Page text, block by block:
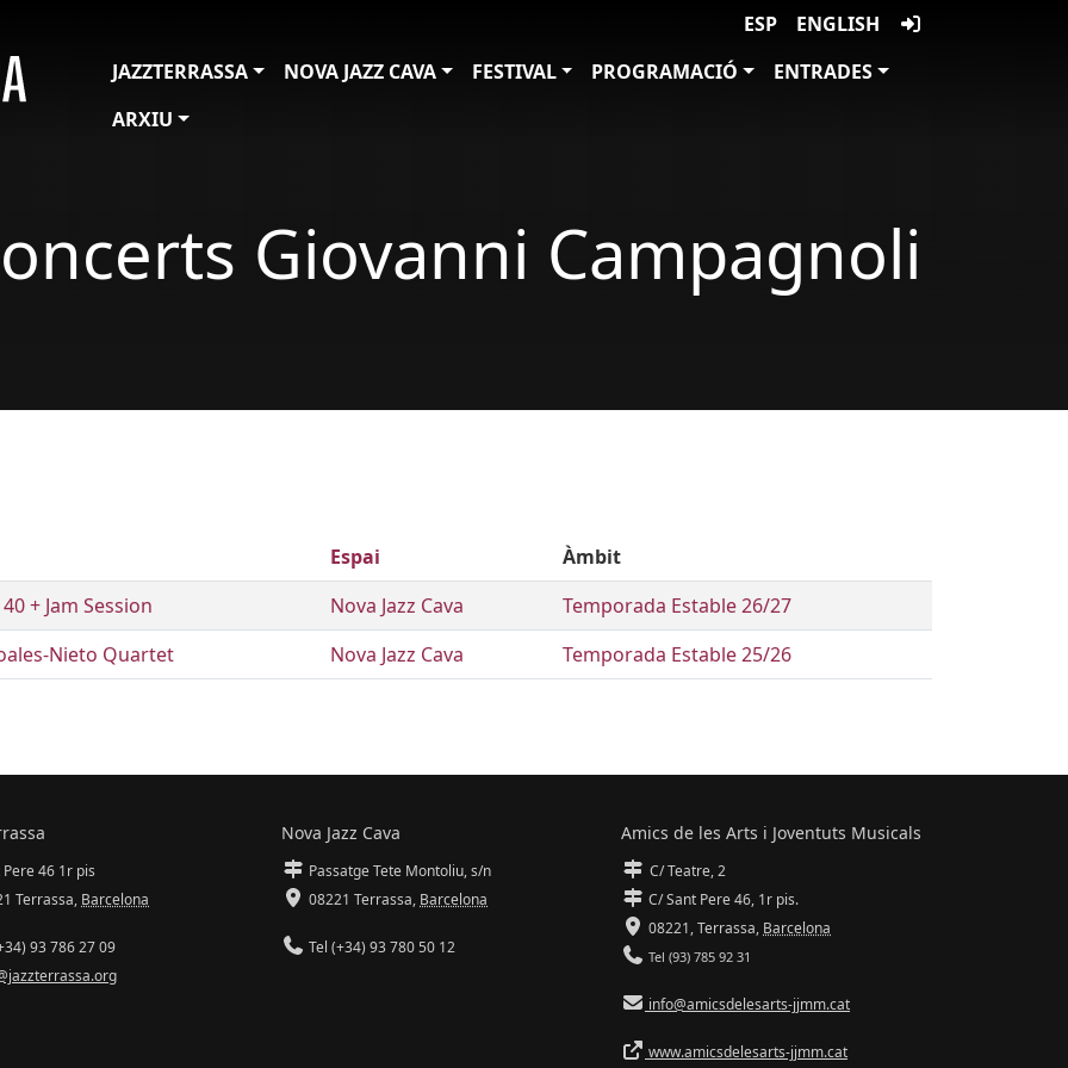
ESP
ENGLISH
JAZZTERRASSA
NOVA JAZZ CAVA FESTIVAL PROGRAMACIÓ
ENTRADES
ARXIU
Giovanni Campagnoli
Espai
Àmbit
+ Jam Session Nova Jazz Cava
Temporada Estable 26/27
Nieto Quartet Nova Jazz Cava Temporada Estable 25/26
Pere 46 1r pis
Terrassa, Barcelona
93 786 27 09
Nova Jazz Cava
Passatge Tete Montoliu, s/n
08221 Terrassa, Barcelona
Tel (+34) 93 780 50 12
Amics de les Arts i Joventuts Musicals
C/ Teatre, 2
C/ Sant Pere 46, 1r pis.
08221,Terrassa, Barcelona
Tel (93) 785 92 31
info@amicsdelesarts-jjmm.cat
www.amicsdelesarts-jjmm.cat